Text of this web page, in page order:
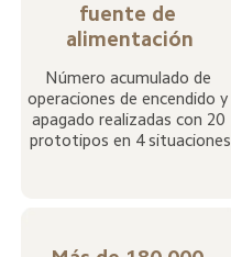
fuente de
alimentación
Número acumulado de
operaciones de encendido y
apagado realizadas con 20
prototipos en 4 situaciones